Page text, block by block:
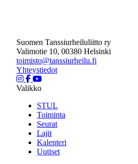
Suomen Tanssiurheiluliitto ry
Valimotie 10, 00380 Helsinki
toimisto@tanssiurheilu.fi
Yhteystiedot
Valikko
STUL
Toiminta
Seurat
Lajit
Kalenteri
Uutiset